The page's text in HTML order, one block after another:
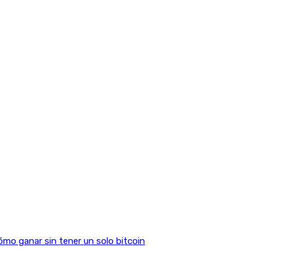
ganar sin tener un solo bitcoin